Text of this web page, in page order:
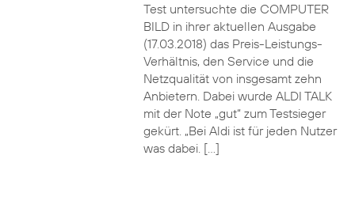
Test untersuchte die COMPUTER
BILD in ihrer aktuellen Ausgabe
(17.03.2018) das Preis-Leistungs-
Verhältnis, den Service und die
Netzqualität von insgesamt zehn
Anbietern. Dabei wurde ALDI TALK
mit der Note „gut“ zum Testsieger
gekürt. „Bei Aldi ist für jeden Nutzer
was dabei. […]